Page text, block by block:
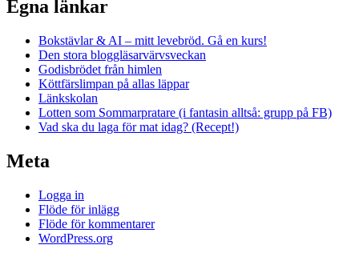
Egna länkar
Bokstävlar & AI – mitt levebröd. Gå en kurs!
Den stora bloggläsarvärvsveckan
Godisbrödet från himlen
Köttfärslimpan på allas läppar
Länkskolan
Lotten som Sommarpratare (i fantasin alltså: grupp på FB)
Vad ska du laga för mat idag? (Recept!)
Meta
Logga in
Flöde för inlägg
Flöde för kommentarer
WordPress.org